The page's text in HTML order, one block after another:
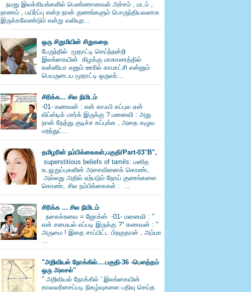
நமது இலக்கியங்களில் பெண்ணானவள் அச்சம் , மடம் ,
நாணம் , பயிர்ப்பு என்ற நான் குணங்களும் பொருந்தியவளாக
இருக்கவேண்டும் என்று வலியுற...
ஒரு சிறுமியின் சிறுகதை
பேருந்தில் மூதாட்டி செய்ந்நன்றி
இலங்கையின் கிழக்கு மாகாணத்தில்
கன்னியா எனும் ஊரில் காமாட்சி என்னும்
பெயருடைய மூதாட்டி ஒருவர்...
சிரிக்க... சில நிமிடம்
-01- கணவன் : என் காஃபி கப்புல ஏன்
லிப்ஸ்டிக் மார்க் இருக்கு ? மனைவி : அது
நான் நேத்து குடிச்ச கப்புங்க , அதை கழுவ
மறந்துட்...
தமிழரின் நம்பிக்கைகள்,பகுதி/Part-03"B",
superstitious beliefs of tamils: மனித
உடலுறுப்புகளின் அசைவினைக் கொண்ட
அல்லது அதில் ஏற்படும் நோய் குணங்களை
கொண்ட சில நம்பிக்கைகள் : ...
சிரிக்க ... சில நிமிடம்
நகைச்சுவை = ஜோக்ஸ் -01- மனைவி : "
என் சமையல் எப்படி இருக்கு ?" கணவன் : "
அருமை ! இதை சாப்பிட்ட பிறகுதான் , அம்மா
...
"அறிவியல் நோக்கில்....பகுதி-36 -பெளத்தம்
ஒரு அலசல்''
" அறிவியல் நோக்கில் ' இலங்கையின்
காலவரிசைப்படி நிகழ்வுகளை பதிவு செய்த